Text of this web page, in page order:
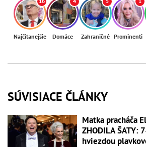
Najčítanejšie Domáce Zahraničné Prominenti
SÚVISIACE ČLÁNKY
Matka pracháča
ZHODILA ŠATY:
hviezdou